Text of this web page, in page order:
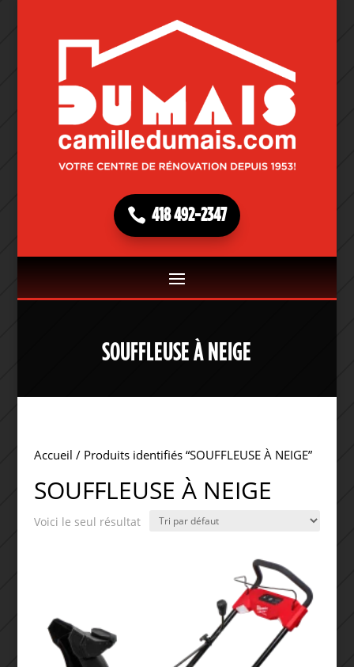
418 492-2347
SOUFFLEUSE À NEIGE
Accueil / Produits identifiés “SOUFFLEUSE À NEIGE”
SOUFFLEUSE À NEIGE
Voici le seul résultat